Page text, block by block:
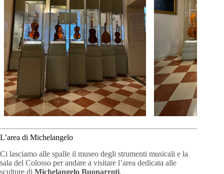
L’area di Michelangelo
Ci lasciamo alle spalle il museo degli strumenti musicali e la
sala del Colosso per andare a visitare l’area dedicata alle
sculture di Michelangelo Buonarroti.